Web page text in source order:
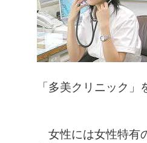
「多美クリニック」
女性には女性特有